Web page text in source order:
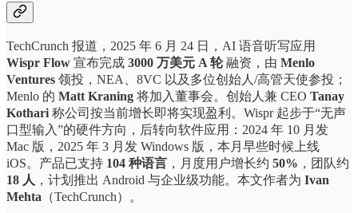
TechCrunch 报道，2025 年 6 月 24 日，AI 语音听写应用
Wispr Flow 宣布完成 3000 万美元 A 轮融资，由 Menlo
Ventures 领投，NEA、8VC 以及多位创始人/高管天使参投；
Menlo 的 Matt Kraning 将加入董事会。创始人兼 CEO Tanay
Kothari 称公司按当前增长即将实现盈利。Wispr 起步于“无声
口型输入”的硬件方向，后转向软件应用：2024 年 10 月发
Mac 版，2025 年 3 月发 Windows 版，本月早些时候上线
iOS。产品已支持 104 种语言 ，月度用户增长约 50% ，团队约
18 人 ，计划推出 Android 与企业级功能。本文作者为 Ivan
Mehta （TechCrunch）。